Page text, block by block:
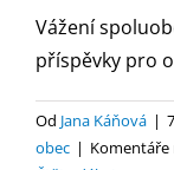
Vážení
příspěvky pro
Od Jana Káňová |
obec |